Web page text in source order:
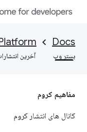
Docs
بستر وب آخرین
مفاهیم کروم
کانال های انتشار کروم